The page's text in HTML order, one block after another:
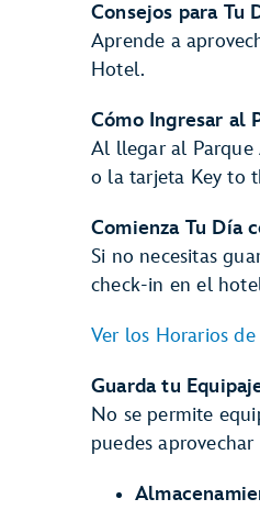
Consejos para Tu
Aprende a
Hotel.
Cómo Ingresar al
Al llegar al Parque
o la tarjeta Key to
Comienza Tu Día
Si no necesitas
check-in en el
Ver los Horarios
Guarda tu
No se permite
puedes